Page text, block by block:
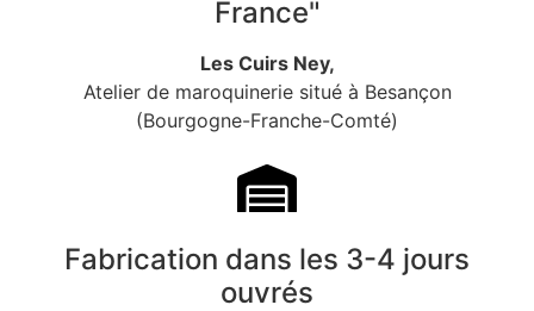
France"
Les Cuirs Ney,
Atelier de maroquinerie situé à Besançon
(Bourgogne-Franche-Comté)
Fabrication dans les 3-4 jours
ouvrés